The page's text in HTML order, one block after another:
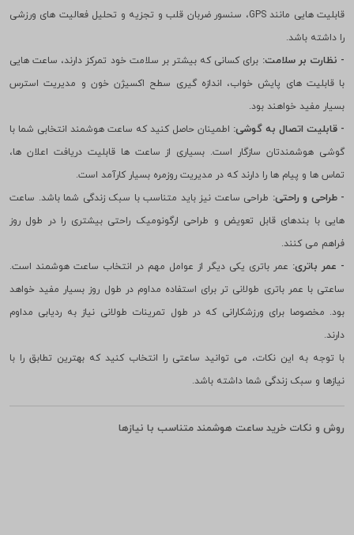
برای انتخاب ساعت هوشمند متناسب با نیازهایتان را بخوانید.
- ردیابی فعالیت های ورزشی:
قابلیت هایی مانند GPS، سنسور ضربان قلب و تجزیه و تحلیل فعالیت های ورزشی
را داشته باشد.
- نظارت بر سلامت:برای کسانی که بیشتر بر سلامت خود تمرکز دارند، ساعت هایی
با قابلیت های پایش خواب، اندازه گیری سطح اکسیژن خون و مدیریت استرس
بسیار مفید خواهند بود.
- قابلیت اتصال به گوشی:اطمینان حاصل کنید که ساعت هوشمند انتخابی شما با
گوشی هوشمندتان سازگار است. بسیاری از ساعت ها قابلیت دریافت اعلان ها،
تماس ها و پیام ها را دارند که در مدیریت روزمره بسیار کارآمد است.
- طراحی و راحتی:
هایی با بندهای قابل تعویض و طراحی ارگونومیک راحتی بیشتری را در طول روز
فراهم می کنند.
- عمر باتری: عمر باتری یکی دیگر از عوامل مهم در انتخاب ساعت هوشمند است.
ساعتی با عمر باتری طولانی تر برای استفاده مداوم در طول روز بسیار مفید خواهد
بود. مخصوصا برای ورزشکارانی که در طول تمرینات طولانی نیاز به ردیابی مداوم
دارند.
نیازها و سبک زندگی شما داشته باشد.